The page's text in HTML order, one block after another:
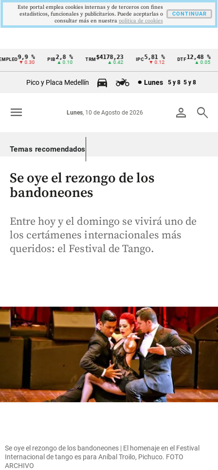
Cintillo
Colombia
9,9 %
▼ 0.30
2,8 %
▲ 0.10
TRM$4178,23
▲ 0.42
5,81 %
▼ 0.12
DTF12,48 %
▲ 0.05
Pico y Placa Medellín Lunes 5 y 8 5 y 8
person search
Lunes, 10 de Agosto de 2026
menu
Temas recomendados
Se oye el rezongo de los
bandoneones
Entre hoy y el domingo se vivirá uno de
los certámenes internacionales más
queridos: el Festival de Tango.
Se oye el rezongo de los bandoneones | El homenaje en el Festival
Internacional de tango es para Aníbal Troilo, Pichuco. FOTO
ARCHIVO
Este portal emplea cookies internas y de terceros con fines
estadísticos, funcionales y publicitarios. Puede aceptarlas o
consultar más en nuestra politica de cookies
CONTINUAR